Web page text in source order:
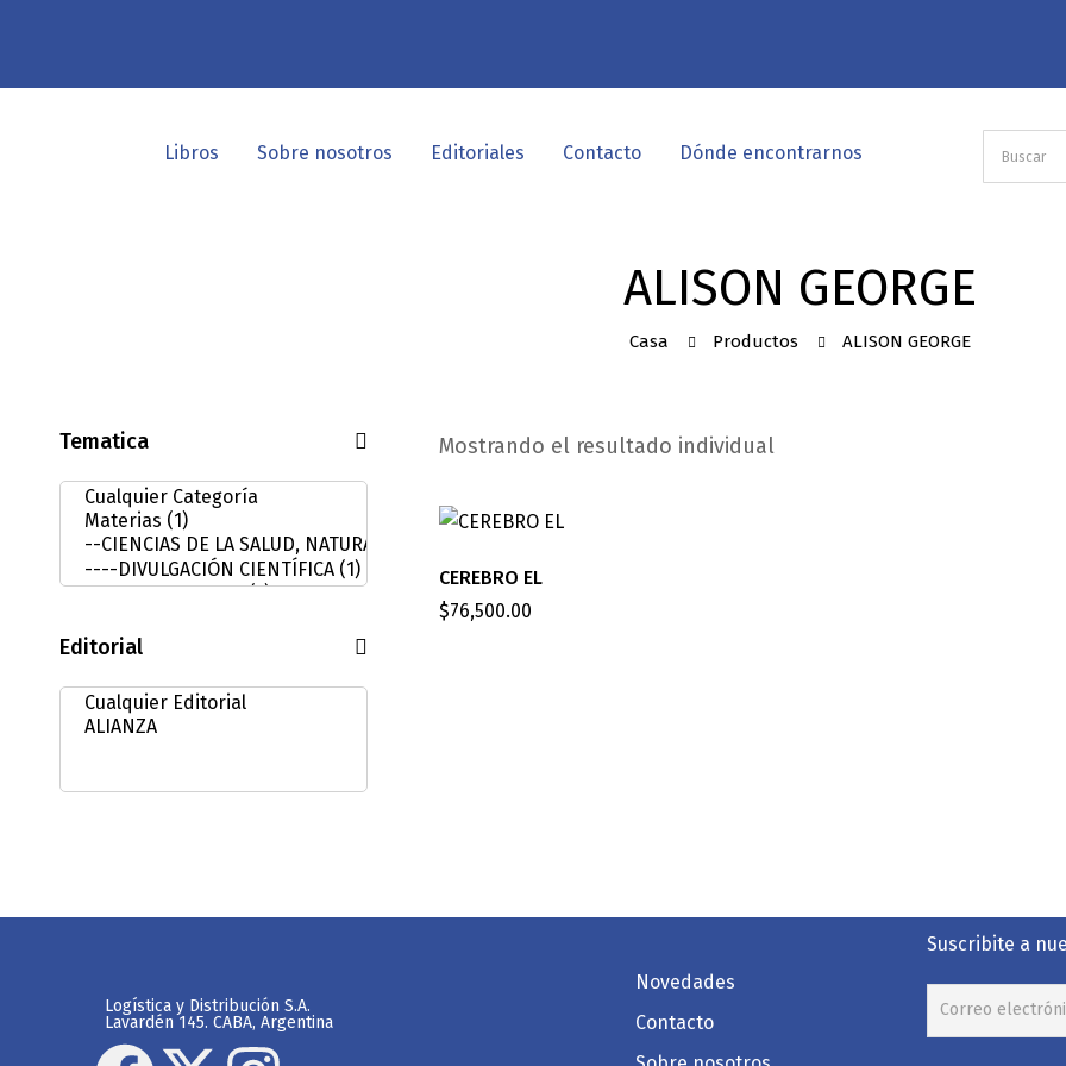
Libros Sobre nosotros Editoriales Contacto Dónde encontrarnos
ALISON GEORGE
Casa Productos ALISON GEORGE
Tematica
Editorial
Mostrando el resultado individual
CEREBRO EL
$76,500.00
Logística y Distribución S.A.
Lavardén 145. CABA, Argentina
Novedades
Contacto
Suscribite a